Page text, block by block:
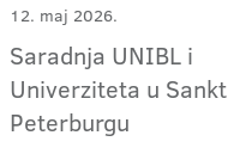
12. maj 2026.
Saradnja UNIBL i
Univerziteta u Sankt
Peterburgu